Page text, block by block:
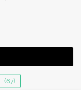
(67)